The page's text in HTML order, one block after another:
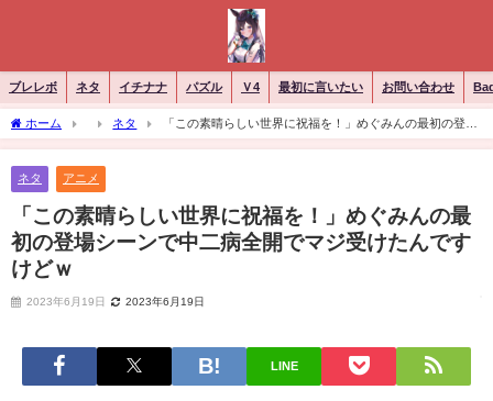
ブレレボ ネタ イチナナ パズル Ｖ4 最初に言いたい お問い合わせ
ホーム ネタ
「この素晴らしい世界に祝福を！」めぐみんの最初の登場
シーンで中二病全開でマジ受けたんですけどｗ
ネタ アニメ
「この素晴らしい世界に祝福を！」めぐみんの最
初の登場シーンで中二病全開でマジ受けたんです
けどｗ
2023年6月19日 2023年6月19日
LINE